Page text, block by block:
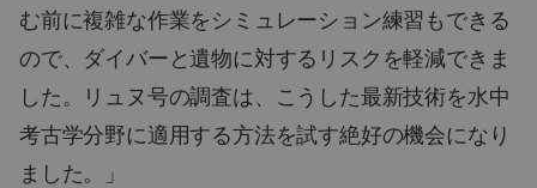
む前に複雑な作業をシミュレーション練習もできる
ので、ダイバーと遺物に対するリスクを軽減できま
した。リュヌ号の調査は、こうした最新技術を水中
考古学分野に適用する方法を試す絶好の機会になり
ました。」